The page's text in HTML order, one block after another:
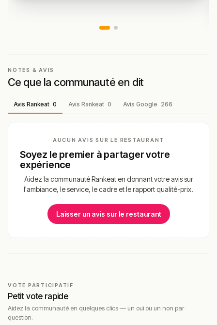
NOTES & AVIS
Ce que la communauté en dit
Avis Rankeat 0 Avis Rankeat 0 Avis Google 266
AUCUN AVIS SUR LE RESTAURANT
Soyez le premier à partager votre
expérience
Aidez la communauté Rankeat en donnant votre avis sur
l'ambiance, le service, le cadre et le rapport qualité-prix.
Laisser un avis sur le restaurant
VOTE PARTICIPATIF
Petit vote rapide
Aidez la communauté en quelques clics — un oui ou un non par
question.